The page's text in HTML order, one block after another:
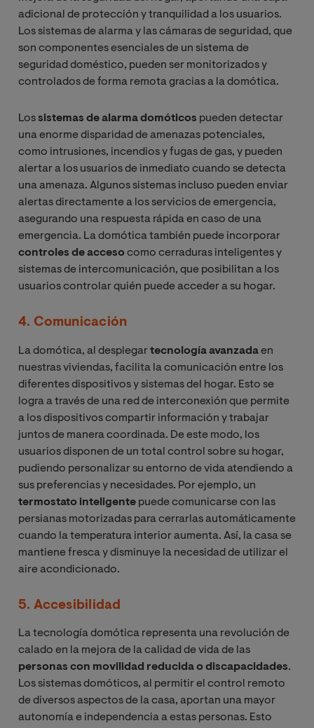
adicional de protección y tranquilidad a los usuarios.
Los sistemas de alarma y las cámaras de seguridad, que
son componentes esenciales de un sistema de
seguridad doméstico, pueden ser monitorizados y
controlados de forma remota gracias a la domótica.
Lossistemas de alarma domóticos pueden detectar
una enorme disparidad de amenazas potenciales,
como intrusiones, incendios y fugas de gas, y pueden
alertar a los usuarios de inmediato cuando se detecta
una amenaza. Algunos sistemas incluso pueden enviar
alertas directamente a los servicios de emergencia,
asegurando una respuesta rápida en caso de una
emergencia. La domótica también puede incorporar
controles de accesocomo cerraduras inteligentes y
sistemas de intercomunicación, que posibilitan a los
usuarios controlar quién puede acceder a su hogar.
4. Comunicación
La domótica, al desplegartecnología avanzadaen
nuestras viviendas, facilita la comunicación entre los
diferentes dispositivos y sistemas del hogar. Esto se
logra a través de una red de interconexión que permite
a los dispositivos compartir información y trabajar
juntos de manera coordinada. De este modo, los
usuarios disponen de un total control sobre su hogar,
pudiendo personalizar su entorno de vida atendiendo a
sus preferencias y necesidades. Por ejemplo, un
termostato inteligente puede comunicarse con las
persianas motorizadas para cerrarlas automáticamente
cuando la temperatura interior aumenta. Así, la casa se
mantiene fresca y disminuye la necesidad de utilizar el
aire acondicionado.
5. Accesibilidad
La tecnología domótica representa una revolución de
calado en la mejora de la calidad de vida de las
personas con movilidad reducida o discapacidades.
Los sistemas domóticos, al permitir el control remoto
de diversos aspectos de la casa, aportan una mayor
autonomía e independencia a estas personas. Esto